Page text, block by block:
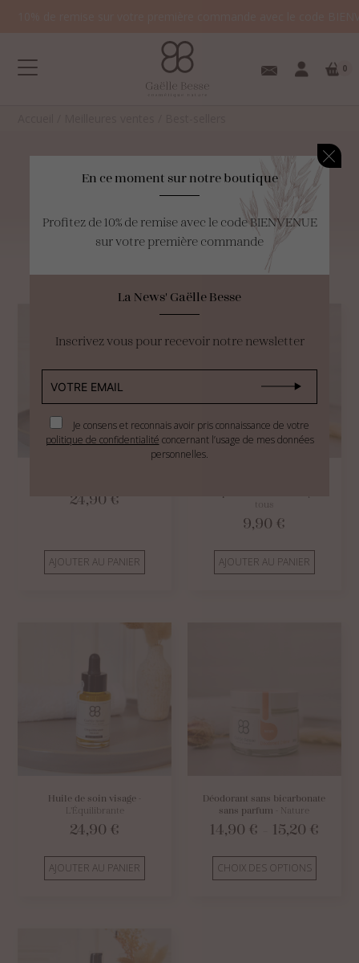
0
Votre panier est
vide.
Best-sellers
La rubrique qui compile tout vos favoris!
24,90 €
AJOUTER AU PANIER
tous
9,90 €
AJOUTER AU PANIER
Huile de soin visage
L'Équilibrante
24,90 €
AJOUTER AU PANIER
Déodorant sans bicarbonate
sans parfum - Nature
14,90 € 15,20 €de
CHOIX DES OPTIONS
En ce moment sur notre boutique
Profitez de 10% de remise avec le code BIENVENUE
sur votre première commande
La News' Gaëlle Besse
Inscrivez vous pour recevoir notre newsletter
Je consens et reconnais avoir pris connaissance de votre
politique de confidentialité concernant l’usage de mes données
personnelles.